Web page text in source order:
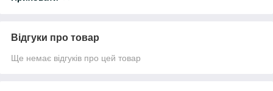
Відгуки про товар
Ще немає відгуків про цей товар